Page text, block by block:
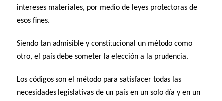
intereses materiales, por medio de leyes protectoras de
esos fines.
Siendo tan admisible y constitucional un método como
otro, el país debe someter la elección a la prudencia.
Los códigos son el método para satisfacer todas las
necesidades legislativas de un país en un solo día y en un